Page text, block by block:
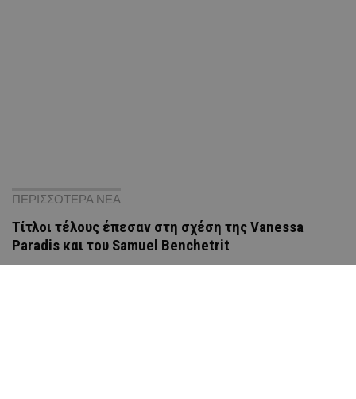
ΠΕΡΙΣΣΟΤΕΡΑ ΝΕΑ
Τίτλοι τέλους έπεσαν στη σχέση της Vanessa
Paradis και του Samuel Benchetrit